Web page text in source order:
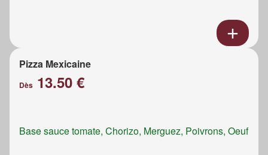
Pizza Mexicaine
Dès 13.50 €
Base sauce tomate, Chorizo, Merguez, Poivrons, Oeuf